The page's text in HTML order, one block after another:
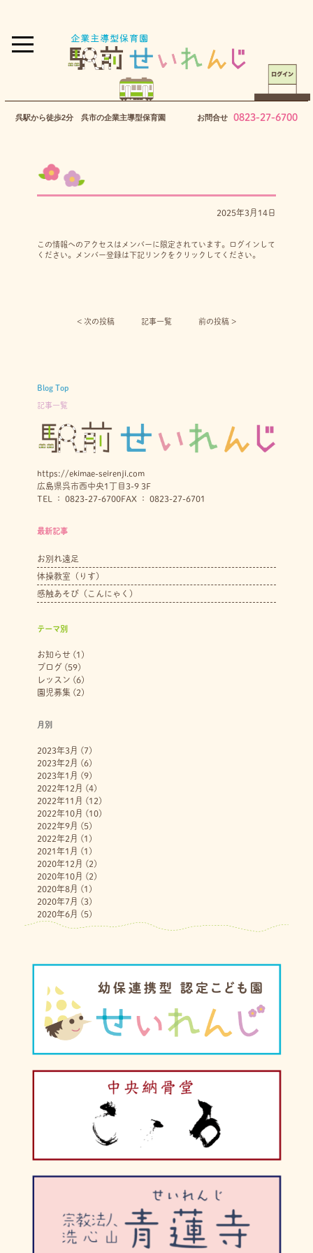
呉駅から徒歩2分 呉市の企業主導型保育園 お問合せ 0823-27-6700
2025年3月14日
この情報へのアクセスはメンバーに限定されています。ログインして
ください。メンバー登録は下記リンクをクリックしてください。
< 次の投稿︎ 記事一覧 前の投稿 >
Blog Top
記事一覧
https://ekimae-seirenji.com
広島県呉市西中央1丁目3-9 3F
TEL ： 0823-27-6700FAX ： 0823-27-6701
最新記事
お別れ遠足
体操教室（りす）
感触あそび（こんにゃく）
テーマ別
お知らせ(1)
ブログ (59)
レッスン (6)
園児募集 (2)
月別
2023年3月 (7)
2023年2月 (6)
2023年1月 (9)
2022年12月 (4)
2022年11月 (12)
2022年10月 (10)
2022年9月 (5)
2022年2月 (1)
2021年1月 (1)
2020年12月 (2)
2020年10月 (2)
2020年8月 (1)
2020年7月 (3)
2020年6月 (5)